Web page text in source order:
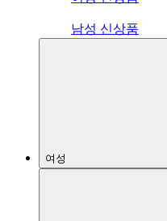
남성 신상품
여성